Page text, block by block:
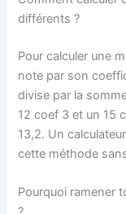
différents ?
Pour calculer une
note par son
divise par la
12 coef 3 et un 15
13,2. Un
cette méthode
Pourquoi ramener